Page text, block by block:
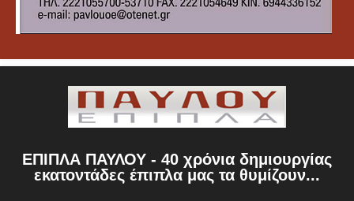
ΕΠΙΠΛΑ ΠΑΥΛΟΥ - 40 χρόνια δημιουργίας
εκατοντάδες έπιπλα μας τα θυμίζουν...